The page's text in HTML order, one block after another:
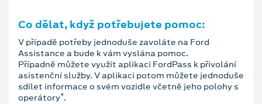
Co dělat, když potřebujete pomoc:
V případě potřeby jednoduše zavoláte na Ford
Assistance a bude k vám vyslána pomoc.
Případně můžete využít aplikaci FordPass k přivolání
asistenční služby. V aplikaci potom můžete jednoduše
sdílet informace o svém vozidle včetně jeho polohy s
operátory*.